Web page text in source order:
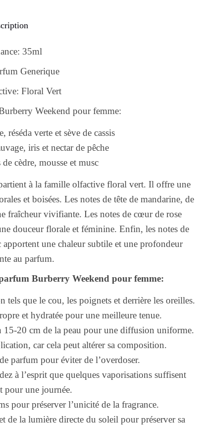
35ml
Generique
Floral Vert
Weekend pour femme:
réséda verte et sève de cassis
iris et nectar de pêche
cèdre, mousse et musc
à la famille olfactive floral vert. Il offre une
et boisées. Les notes de tête de mandarine, de
fraîcheur vivifiante. Les notes de cœur de rose
douceur florale et féminine. Enfin, les notes de
une chaleur subtile et une profondeur
au parfum.
Burberry Weekend pour femme:
tels que le cou, les poignets et derrière les oreilles.
et hydratée pour une meilleure tenue.
15-20 cm de la peau pour une diffusion uniforme.
car cela peut altérer sa composition.
parfum pour éviter de l’overdoser.
à l’esprit que quelques vaporisations suffisent
pour une journée.
pour préserver l’unicité de la fragrance.
de la lumière directe du soleil pour préserver sa